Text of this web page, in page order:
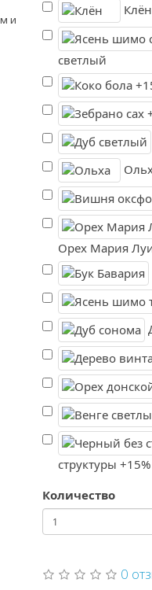
и
Клён
светлый
Орех Мария
структуры +15%
Количество
0